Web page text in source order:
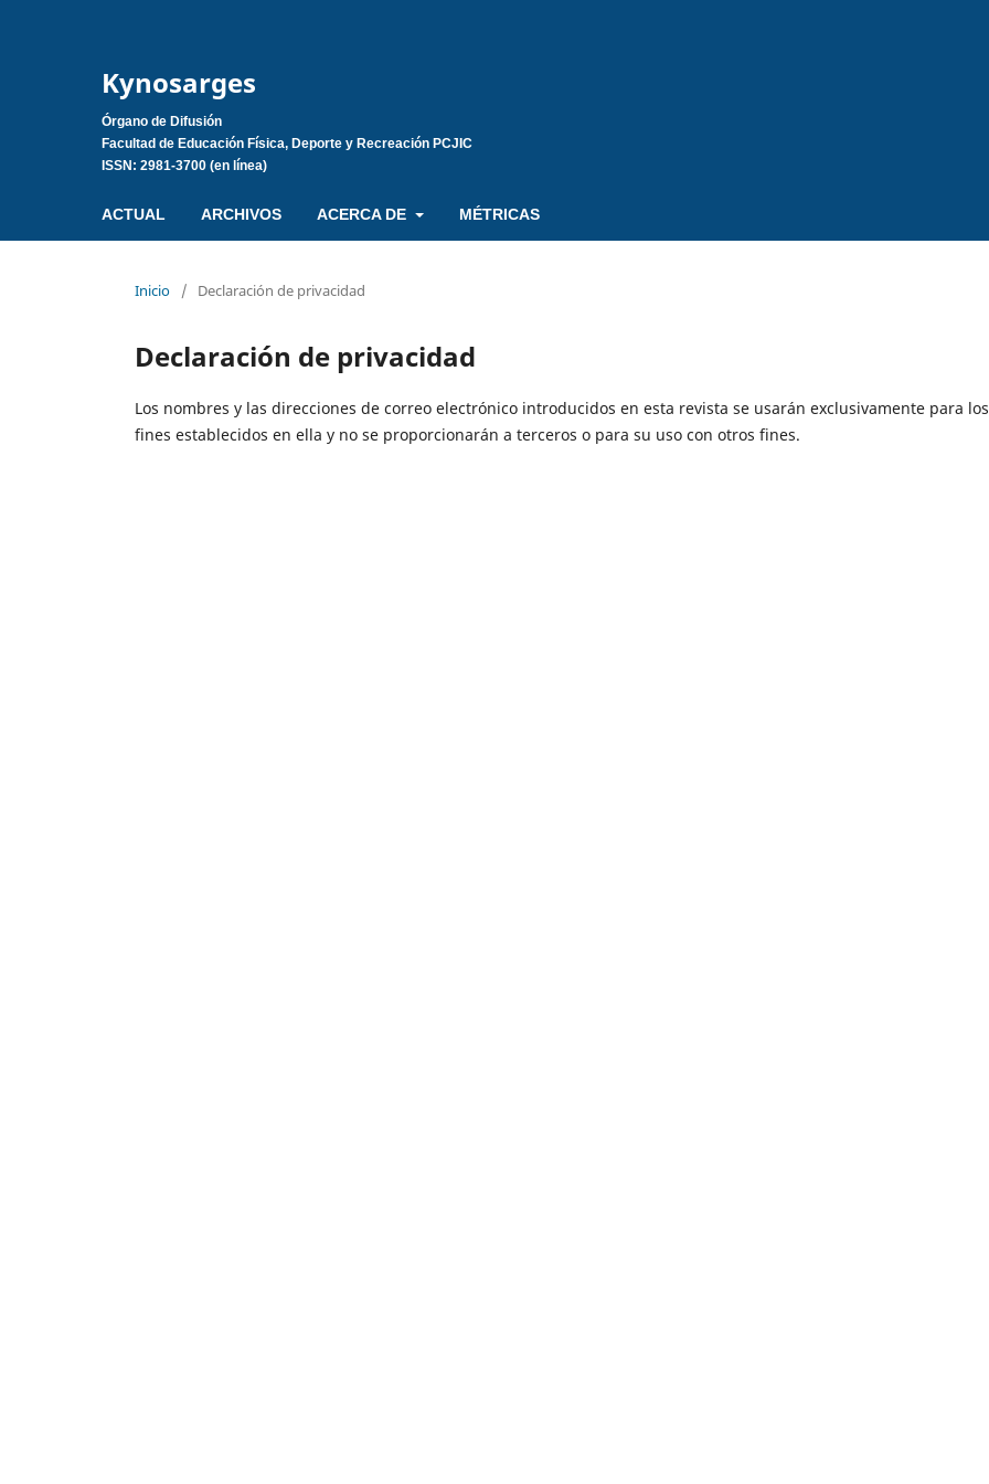
Kynosarges
Órgano de Difusión
Facultad de Educación Física, Deporte y Recreación PCJIC
ISSN: 2981-3700 (en línea)
ACTUAL ARCHIVOS ACERCA DE MÉTRICAS
Inicio / Declaración de privacidad
Declaración de privacidad
Los nombres y las direcciones de correo electrónico introducidos en esta revista se usarán exclusivamente para los
fines establecidos en ella y no se proporcionarán a terceros o para su uso con otros fines.